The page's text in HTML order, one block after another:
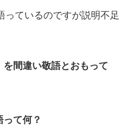
っているのですが説明不足
間違い敬語とおもって
って何？